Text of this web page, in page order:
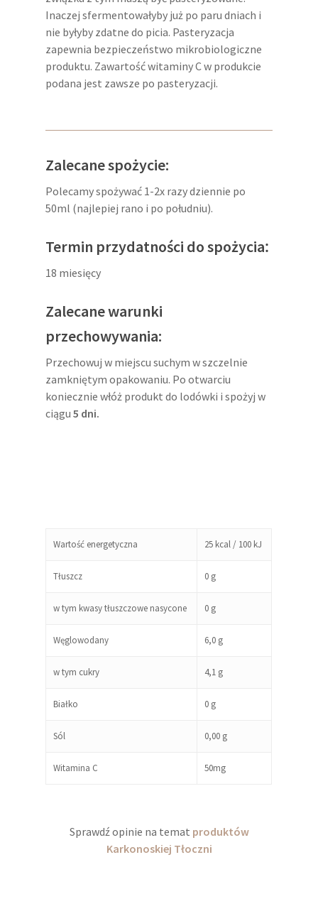
Inaczej sfermentowałyby już po paru dniach i
nie byłyby zdatne do picia. Pasteryzacja
zapewnia bezpieczeństwo mikrobiologiczne
produktu. Zawartość witaminy C w produkcie
podana jest zawsze po pasteryzacji.
Zalecane spożycie:
Polecamy spożywać 1-2x razy dziennie po
50ml (najlepiej rano i po południu).
Termin przydatności do spożycia:
18 miesięcy
Zalecane warunki
przechowywania:
Przechowuj w miejscu suchym w szczelnie
zamkniętym opakowaniu. Po otwarciu
koniecznie włóż produkt do lodówki i spożyj w
ciągu 5 dni.
Wartość energetyczna 25 kcal / 100 kJ
Tłuszcz 0 g
w tym kwasy tłuszczowe nasycone 0 g
Węglowodany 6,0 g
w tym cukry 4,1 g
Białko 0 g
Sól 0,00 g
Witamina C 50mg
Sprawdź opinie na temat produktów
Karkonoskiej Tłoczni